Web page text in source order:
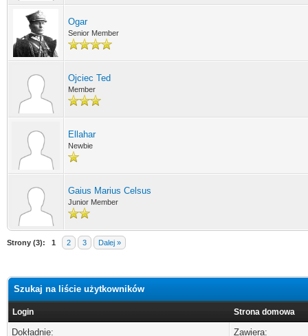
Ogar
Senior Member
Ojciec Ted
Member
Ellahar
Newbie
Gaius Marius Celsus
Junior Member
Strony (3): 1 2 3 Dalej »
Szukaj na liście użytkowników
Login Strona domowa
Dokładnie: Zawiera: